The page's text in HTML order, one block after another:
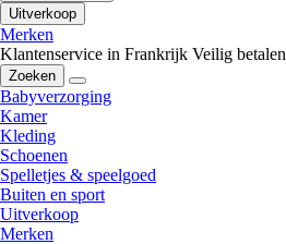
Uitverkoop
Merken
Klantenservice in Frankrijk Veilig betalen
Zoeken
Babyverzorging
Kamer
Kleding
Schoenen
Spelletjes & speelgoed
Buiten en sport
Uitverkoop
Merken